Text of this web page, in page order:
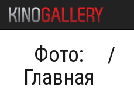
Фото:
Главная
/